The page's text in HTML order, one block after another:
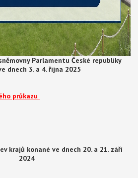
Parlamentu České republiky
dnech 3. a 4. října 2025
průkazu
krajů konané ve dnech 20. a 21. září
2024